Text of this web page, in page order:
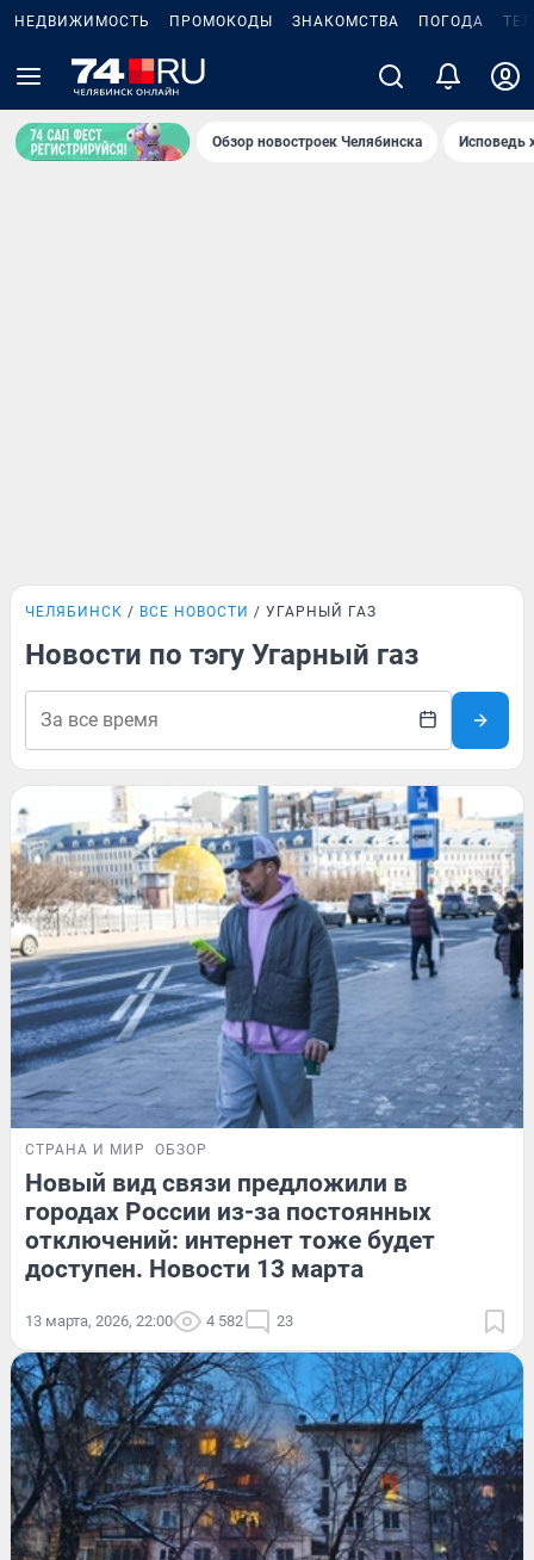
НЕДВИЖИМОСТЬ ПРОМОКОДЫ ЗНАКОМСТВА ПОГОДА
Обзор новостроек Челябинска Исповедь
ЧЕЛЯБИНСК ВСЕ НОВОСТИ УГАРНЫЙ ГАЗ
Новости по тэгу Угарный газ
СТРАНА И МИР ОБЗОР
Новый вид связи предложили в
городах России из-за постоянных
отключений: интернет тоже будет
доступен. Новости 13 марта
13 марта, 2026, 22:00 4 582 23